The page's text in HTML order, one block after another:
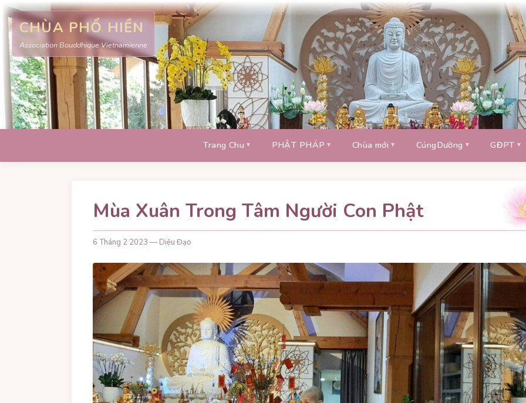
CHÙA PHỔ HIỀN
Association Bouddhique Vietnamienne
Trang Chu PHẬT PHÁP Chùa mới CúngDường GĐPT
Mùa Xuân Trong Tâm Người Con Phật
6 Tháng 2 2023 — Diệu Đạo